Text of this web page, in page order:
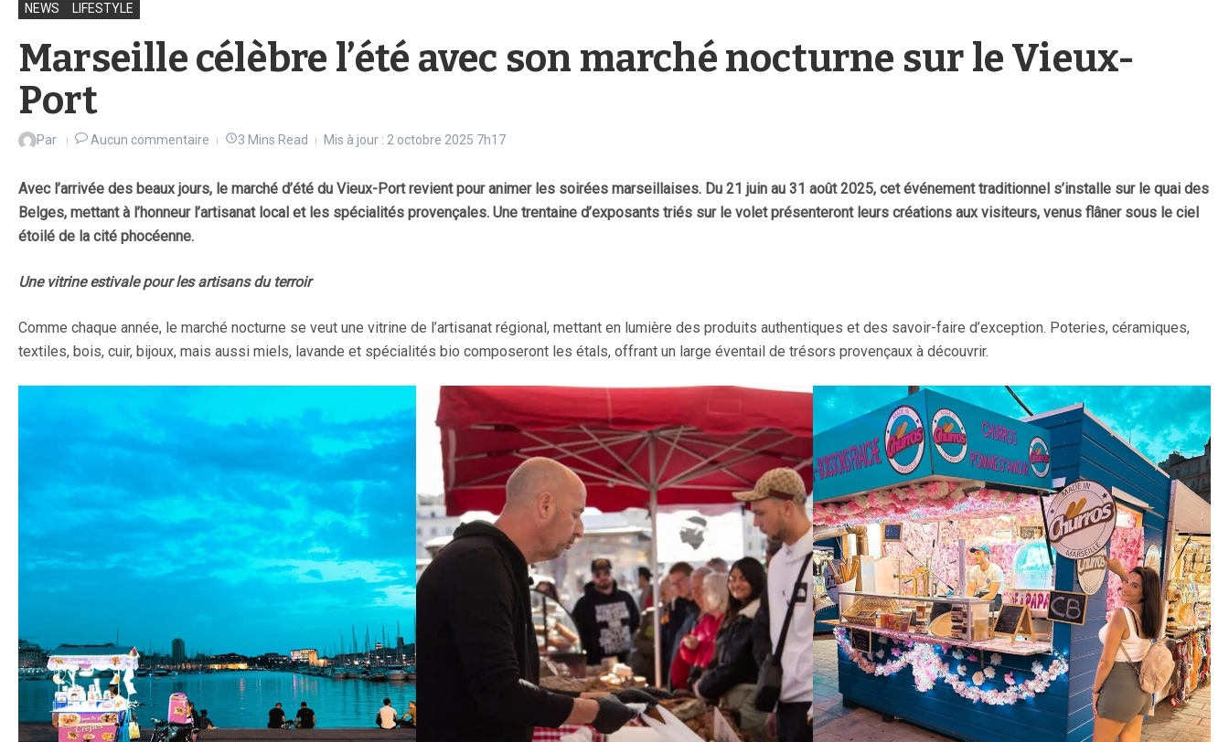
NEWS LIFESTYLE
Marseille célèbre l’été avec son marché nocturne sur le Vieux-
Port
Par Aucun commentaire 3 Mins Read Mis à jour : 2 octobre 2025 7h17
Avec l’arrivée des beaux jours, le marché d’été du Vieux-Port revient pour animer les soirées marseillaises. Du 21 juin au 31 août 2025, cet événement traditionnel s’installe sur le quai des
Belges, mettant à l’honneur l’artisanat local et les spécialités provençales. Une trentaine d’exposants triés sur le volet présenteront leurs créations aux visiteurs, venus flâner sous le ciel
étoilé de la cité phocéenne.
Une vitrine estivale pour les artisans du terroir
Comme chaque année, le marché nocturne se veut une vitrine de l’artisanat régional, mettant en lumière des produits authentiques et des savoir-faire d’exception. Poteries, céramiques,
textiles, bois, cuir, bijoux, mais aussi miels, lavande et spécialités bio composeront les étals, offrant un large éventail de trésors provençaux à découvrir.